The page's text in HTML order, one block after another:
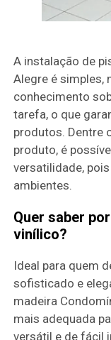
A instalação de
Alegre é simples,
conhecimento
tarefa, o que
produtos. Dentre
produto, é
versatilidade,
ambientes.
Quer saber
vinílico?
Ideal para quem
sofisticado e
madeira
mais adequada
versátil e de fácil